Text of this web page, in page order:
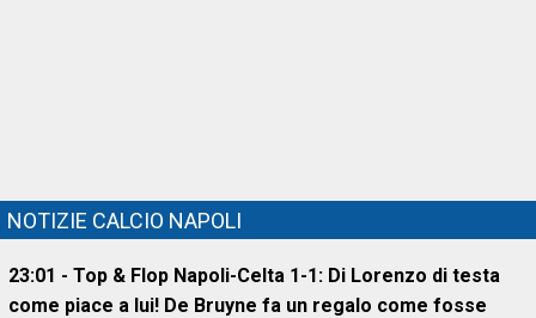
NOTIZIE CALCIO NAPOLI
23:01 - Top & Flop Napoli-Celta 1-1: Di Lorenzo di testa
come piace a lui! De Bruyne fa un regalo come fosse